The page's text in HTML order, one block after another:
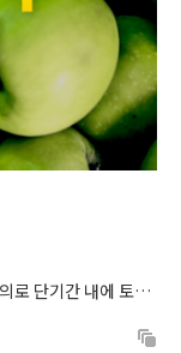
로 단기간 내에 토익